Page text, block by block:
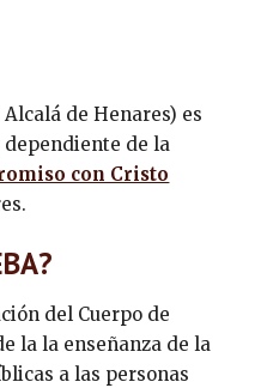
de Henares) es
con Cristo
del Cuerpo de
la la enseñanza de la
a las personas